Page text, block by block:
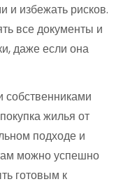
и избежать рисков.
все документы и
даже если она
собственниками
жилья от
подходе и
можно успешно
готовым к